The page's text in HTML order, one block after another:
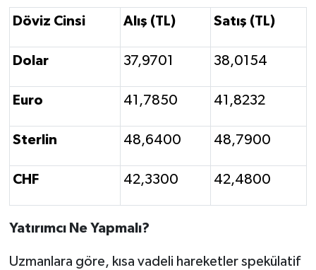
Döviz Cinsi Alış (TL) Satış (TL)
Dolar 37,9701 38,0154
Euro 41,7850 41,8232
Sterlin 48,6400 48,7900
CHF 42,3300 42,4800
Yatırımcı Ne Yapmalı?
Uzmanlara göre, kısa vadeli hareketler spekülatif